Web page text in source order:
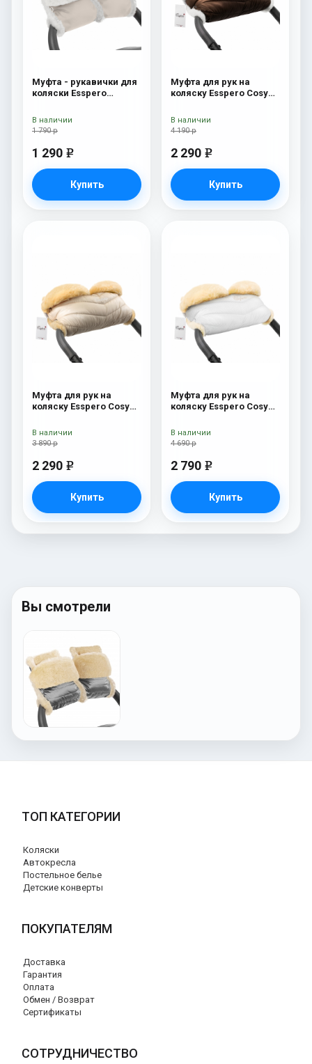
Муфта - рукавички для
коляски Esspero
шерсть) Beige
1 790 р
1 290 e
Купить
В наличии
Муфта для рук на
коляску Esspero Cosy
4 190 р
2 290 e
Купить
В наличии
Муфта для рук на
коляску Esspero Cosy
3 890 р
2 290 e
Купить
В наличии
Муфта для рук на
коляску Esspero Cosy
4 690 р
2 790 e
Купить
В наличии
Вы смотрели
ТОП КАТЕГОРИИ
Коляски
Автокресла
Постельное белье
Детские конверты
ПОКУПАТЕЛЯМ
Доставка
Гарантия
Оплата
Обмен / Возврат
Сертификаты
СОТРУДНИЧЕСТВО